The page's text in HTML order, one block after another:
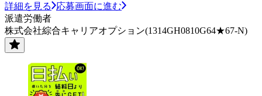
詳細を見る
応募画面に進む
派遣労働者
株式会社綜合キャリアオプション(1314GH0810G64★67-N)